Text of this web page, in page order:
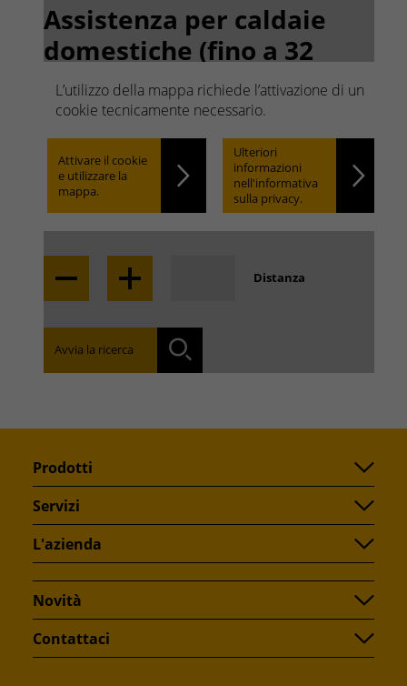
L’utilizzo della mappa richiede l’attivazione di un
cookie tecnicamente necessario.
Attivare il cookie
e utilizzare la
mappa.
Ulteriori
informazioni
nell'informativa
sulla privacy.
Assistenza per caldaie
domestiche (fino a 32
kW)
Ricerca rapida. Facile da
trovare.
Locate
Distanza
Avvia la ricerca
Prodotti
Servizi
L'azienda
Novità
Contattaci